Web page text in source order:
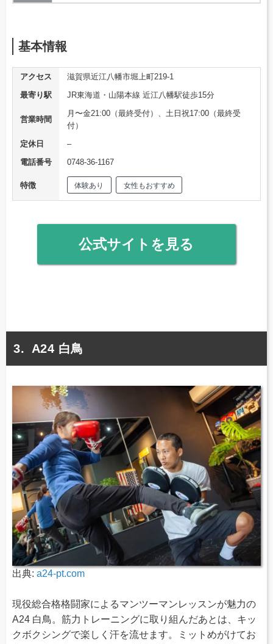
基本情報
アクセス
滋賀県近江八幡市堀上町219-1
最寄り駅
JR東海道・山陽本線 近江八幡駅徒歩15分
営業時間
月〜金21:00（最終受付）、土日祝17:00（最終受
付）
定休日
–
電話番号
0748-36-1167
特徴 体験あり 女性もおすすめ
公式サイトを見る
A24 白鳥
出典: a24-pt.com
現役総合格格闘家によるマンツーマンレッスンが魅力の
A24 白鳥。筋力トレーニングに取り組んだあとは、キッ
クボクシングで楽しく汗を流せます。ミットめがけてお